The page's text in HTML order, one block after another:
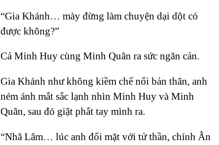
“Gia Khánh… mày đừng làm chuyện dại dột có
được không?”
Cả Minh Huy cùng Minh Quân ra sức ngăn cản.
Gia Khánh như không kiềm chế nổi bản thân, anh
ném ánh mắt sắc lạnh nhìn Minh Huy và Minh
Quân, sau đó giật phắt tay mình ra.
“Nhã Lâm… lúc anh đối mặt với tử thần, chính Ân